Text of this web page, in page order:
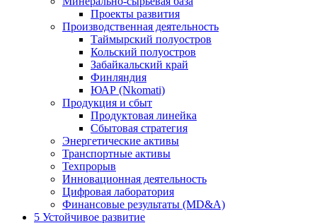
Проекты развития
Производственная деятельность
Таймырский полуостров
Кольский полуостров
Забайкальский край
Финляндия
ЮАР (Nkomati)
Продукция и сбыт
Продуктовая линейка
Сбытовая стратегия
Энергетические активы
Транспортные активы
Техпрорыв
Инновационная деятельность
Цифровая лаборатория
Финансовые результаты (MD&A)
5 Устойчивое развитие